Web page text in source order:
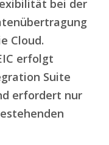
bei der
Cloud.
erfolgt
Suite
erfordert nur